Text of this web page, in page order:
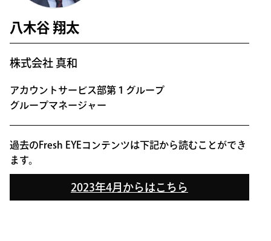
八木谷 翔太
株式会社 真和
アカウントサービス部第１グループ
グループマネージャー
過去のFresh EYEコンテンツは下記から読むことができ
ます。
2023年4月からはこちら